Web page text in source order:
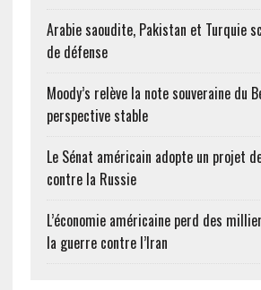
Arabie saoudite, Pakistan et Turquie
de défense
Moody’s relève la note souveraine du
perspective stable
Le Sénat américain adopte un projet
contre la Russie
L’économie américaine perd des
la guerre contre l’Iran